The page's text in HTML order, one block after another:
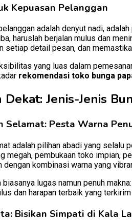
Kepuasan Pelanggan
adalah denyut nadi,
haruslah berjalan mulus dan
setiap detail pesan, dan
yang luas dalam
rekomendasi toko bunga
Jenis-Jenis
Selamat: Pesta Warna
adalah pilihan abadi yang selalu
megah, pembukaan toko impian,
dengan kombinasi warna yang
lugas namun penuh
dan harapan terbaik yang
Bisikan Simpati di Kala